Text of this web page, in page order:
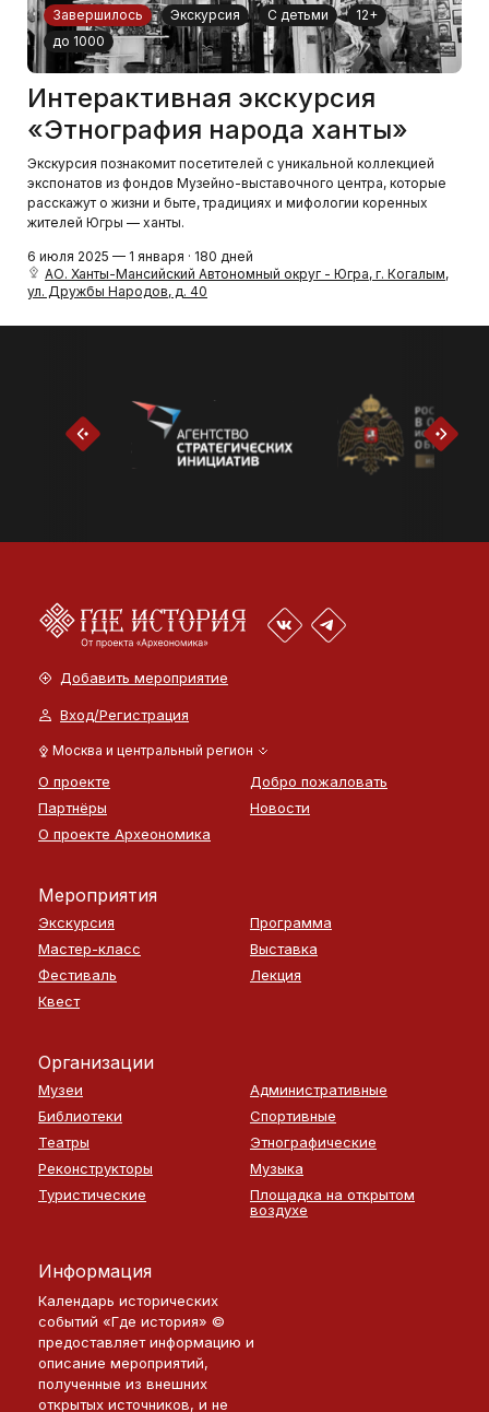
Завершилось Экскурсия С детьми
12+
до 1000
Интерактивная экскурсия
«Этнография народа ханты»
Экскурсия познакомит посетителей с уникальной коллекцией
экспонатов из фондов Музейно-выставочного центра, которые
расскажут о жизни и быте, традициях и мифологии коренных
жителей Югры — ханты.
6 июля 2025 — 1 января · 180 дней
АО. Ханты-Мансийский Автономный округ - Югра, г. Когалым,
ул. Дружбы Народов, д. 40
Добавить мероприятие
Вход/Регистрация
Москва и центральный регион
О проекте
Добро пожаловать
Партнёры
Новости
О проекте Археономика
Мероприятия
Экскурсия
Программа
Мастер-класс
Выставка
Фестиваль
Лекция
Квест
Организации
Музеи
Административные
Библиотеки
Спортивные
Театры
Этнографические
Реконструкторы
Музыка
Туристические
Площадка на открытом
воздухе
Информация
Календарь исторических
событий «Где история» ©
предоставляет информацию и
описание мероприятий,
полученные из внешних
открытых источников, и не